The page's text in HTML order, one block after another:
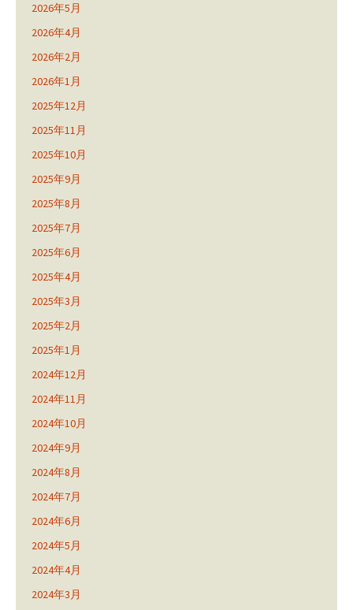
2026年5月
2026年4月
2026年2月
2026年1月
2025年12月
2025年11月
2025年10月
2025年9月
2025年8月
2025年7月
2025年6月
2025年4月
2025年3月
2025年2月
2025年1月
2024年12月
2024年11月
2024年10月
2024年9月
2024年8月
2024年7月
2024年6月
2024年5月
2024年4月
2024年3月